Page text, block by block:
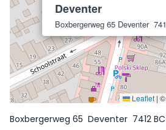
Deventer
Boxbergerweg 65 Deventer 7412 BC
Leaflet |©
Boxbergerweg 65 Deventer 7412 BC